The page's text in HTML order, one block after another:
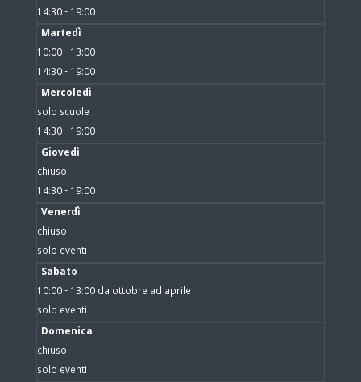
14:30 - 19:00
Martedì
10:00 - 13:00
14:30 - 19:00
Mercoledì
solo scuole
14:30 - 19:00
Giovedì
chiuso
14:30 - 19:00
Venerdì
chiuso
solo eventi
Sabato
10:00 - 13:00 da ottobre ad aprile
solo eventi
Domenica
chiuso
solo eventi